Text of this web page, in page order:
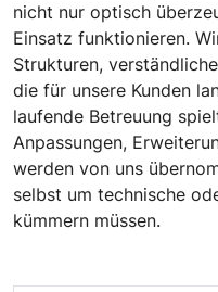
nicht nur optisch
Einsatz funktionieren.
Strukturen,
die für unsere Kunden
laufende Betreuung
Anpassungen,
werden von uns
selbst um technische
kümmern müssen.